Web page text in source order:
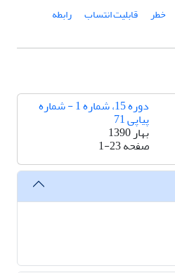
خطر قابلیت انتساب رابطه
دوره 15، شماره 1 - شماره
پیاپی 71
بهار 1390
صفحه1-23